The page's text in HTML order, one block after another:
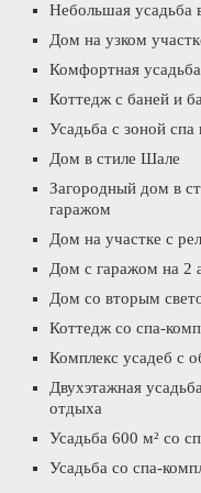
Небольшая усадьба
Дом на узком
Комфортная
Коттедж с баней и
Усадьба с зоной спа
Дом в стиле Шале
Загородный дом в
гаражом
Дом на участке с
Дом с гаражом на 2
Дом со вторым
Коттедж со спа-
Комплекс усадеб с
Двухэтажная
отдыха
Усадьба 600 м² со
Усадьба со спа-